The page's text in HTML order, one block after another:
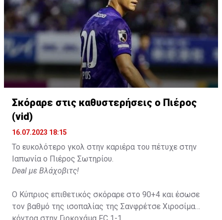
Η δημοσίευση κοινοποιήθηκε από το χρήστη David Beckham
Σκόραρε στις καθυστερήσεις ο Πιέρος
(vid)
16.07.2023 18:15
Το ευκολότερο γκολ στην καριέρα του πέτυχε στην
Ιαπωνία ο Πιέρος Σωτηρίου.
Deal με Βλάχοβιτς!
Ο Κύπριος επιθετικός σκόραρε στο 90+4 και έσωσε
τον βαθμό της ισοπαλίας της Σανφρέτσε Χιροσίμα